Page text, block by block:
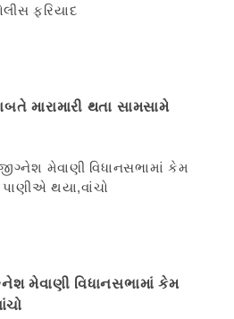
મારામારી થતા સામસામે
મેવાણી વિધાનસભામાં કેમ